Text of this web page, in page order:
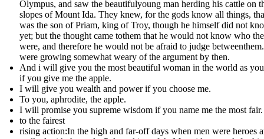
Olympus, and saw the beautifulyoung man herding his cattle on
slopes of Mount Ida. They knew, for the gods know all things,
was the son of Priam, king of Troy, though he himself did not
yet; but the thought came tothem that he would not know who
were, and therefore he would not be afraid to judge
were growing somewhat weary of the argument by then.
And i will give you the most beautiful woman in the world as
if you give me the apple.
I will give you wealth and power if you choose me.
To you, aphrodite, the apple.
I will promise you supreme wisdom if you name me the most fair.
to the fairest
rising action:In the high and far-off days when men were heroes